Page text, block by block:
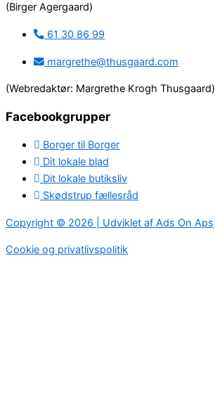
(Birger Agergaard)
61 30 86 99
margrethe@thusgaard.com
(Webredaktør: Margrethe Krogh Thusgaard)
Facebookgrupper
Borger til Borger
Dit lokale blad
Dit lokale butiksliv
Skødstrup fællesråd
Copyright © 2026 | Udviklet af Ads On Aps
Cookie og privatlivspolitik